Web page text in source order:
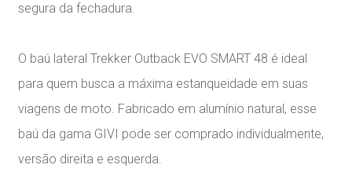
segura da fechadura.
O baú lateral Trekker Outback EVO SMART 48 é ideal
para quem busca a máxima estanqueidade em suas
viagens de moto. Fabricado em alumínio natural, esse
baú da gama GIVI pode ser comprado individualmente,
versão direita e esquerda.